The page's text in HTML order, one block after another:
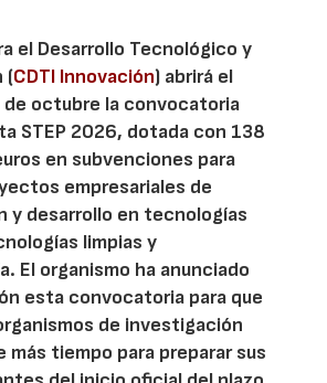
el Desarrollo Tecnológico y
(CDTI Innovación) abrirá el
de octubre la convocatoria
STEP 2026, dotada con 138
en subvenciones para
empresariales de
y desarrollo en tecnologías
limpias y
El organismo ha anunciado
esta convocatoria para que
de investigación
más tiempo para preparar sus